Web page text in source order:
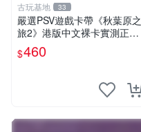
古玩基地 33
嚴選PSV遊戲卡帶《秋葉原之
旅2》港版中文裸卡實測正
常，專機遊戲只可在SONY P
SV上運行 卡帶 psv 港版
$460